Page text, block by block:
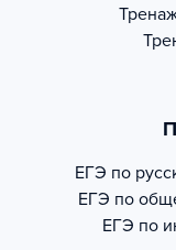
ЕГЭ по
ЕГЭ по
ЕГЭ по